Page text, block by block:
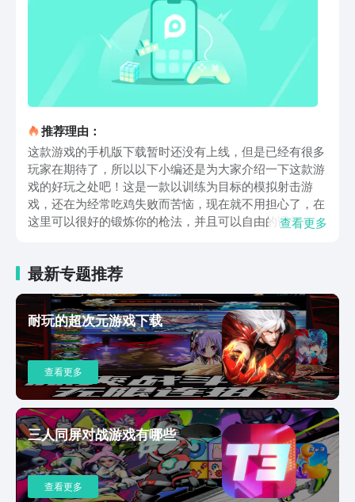
推荐理由：
这款游戏的手机版下载暂时还没有上线，但是已经有很多
玩家在期待了，所以以下小编还是为大家介绍一下这款游
戏的好玩之处吧！这是一款以训练为目标的模拟射击游
戏，还在为经常吃鸡失败而苦恼，现在就不用担心了，在
这里可以很好的锻炼你的枪法，并且可以自由的调节难
种关于枪械使用的小技巧，轻轻松松就成为玩枪的高手，
在这里，你可以很好的训练自己的射击技巧啦。为了让新
手们更快的适应，刚开始的时候速度和频率都比较低，难
度提升之后会越来越快，这也是高手们的进阶技巧，虽然
没有联机玩法但是同样有排行榜，上面记录了大家的最高
成绩哦！横版设计加上虚拟摇杆操控，完全符合当下最火
爆的枪战手游的操作方式，多样的武器可以自由选择，不
同的属性和后坐力带来的体验会更加真实，无限的子弹任
你随意设计，反正就是当做练级来用，一切看最终的结果
就可以了。本期为大家带来的正版射击训练模拟器下载
2022相关内容就是以上这些啦，如果有比较喜欢玩枪战
游戏想要练习枪战射击手感准度的大家可以期待一下这款
游戏的发布消息哦！
查看更多
最新专题推荐
耐玩的超次元游戏下载
查看更多
三人同屏对战游戏有哪些
查看更多